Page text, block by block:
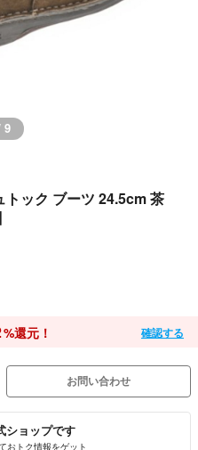
9
ック ブーツ 24.5cm 茶
%還元！ 確認する
お問い合わせ
ショップです
おトク情報をゲット